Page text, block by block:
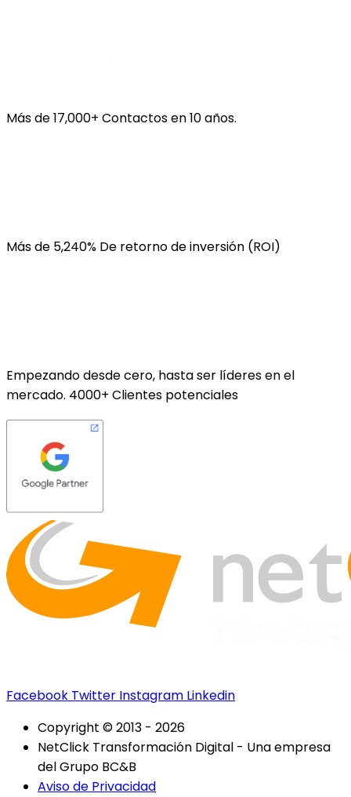
Más de17,000+ Contactos en 10 años.
Más de 5,240% De retorno de inversión (ROI)
Empezando desde cero, hasta ser líderes en el
mercado. 4000+ Clientes potenciales
Facebook Twitter Instagram Linkedin
Copyright © 2013 - 2026
NetClick Transformación Digital - Una empresa
del Grupo BC&B
Aviso de Privacidad